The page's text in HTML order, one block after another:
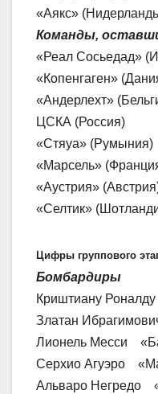
«Аякс»
Команды,
«Реал Сосьедад»
«Копенгаген»
«Андерлехт»
ЦСКА (Россия)
«Стяуа» (Румыния)
«Марсель»
«Аустрия»
«Селтик»
Цифры группового
Бомбардиры
Криштиану
Златан
Лионель Месси
Серхио Агуэро
Альваро Негредо